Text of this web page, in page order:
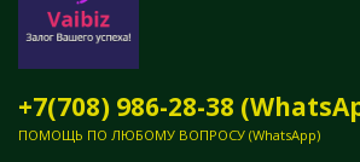
+7(708) 986-28-38
ПОМОЩЬ ПО ЛЮБОМУ ВОПРОСУ (WhatsApp)